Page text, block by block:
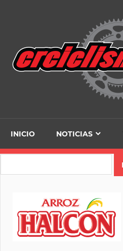
INICIO NOTICIAS